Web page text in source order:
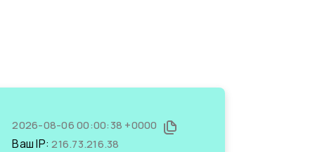
2026-08-06 00:00:38 +0000
Ваш IP:216.73.216.38